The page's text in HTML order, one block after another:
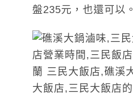
盤235元，也還可以。